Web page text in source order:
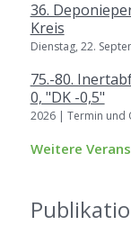
36.
Kreis
Dienstag, 22.
75.-80.
0, "DK -0,5"
2026 | Termin und
Weitere